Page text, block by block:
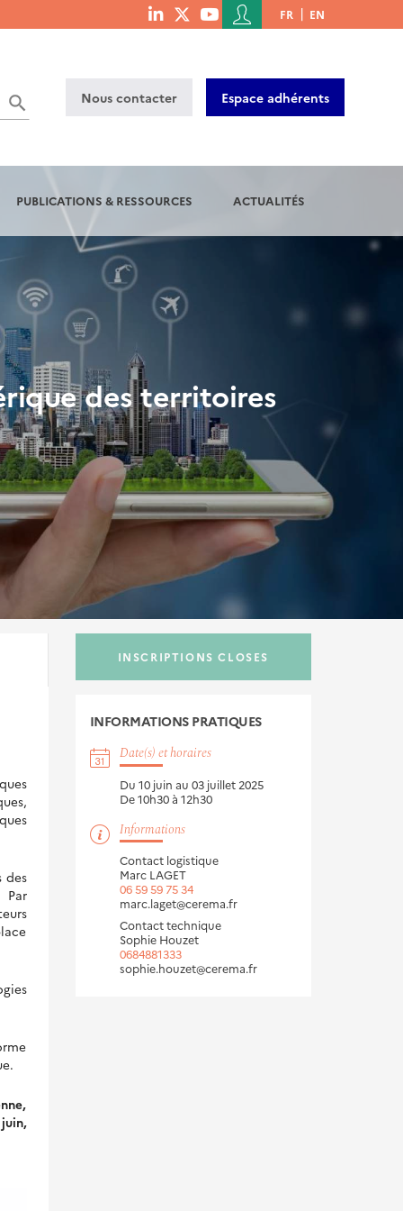
menu
Menu
du
de
l'utilisateur
FR EN
Nous contacter Espace adhérents
PUBLICATIONS & RESSOURCES ACTUALITÉS
des territoires
INSCRIPTIONS CLOSES
INFORMATIONS PRATIQUES
Date(s) et horaires
Du 10 juin au 03 juillet 2025
De 10h30 à 12h30
Informations
Contact logistique
Marc LAGET
06 59 59 75 34
marc.laget@cerema.fr
Contact technique
Sophie Houzet
0684881333
sophie.houzet@cerema.fr
des
Par